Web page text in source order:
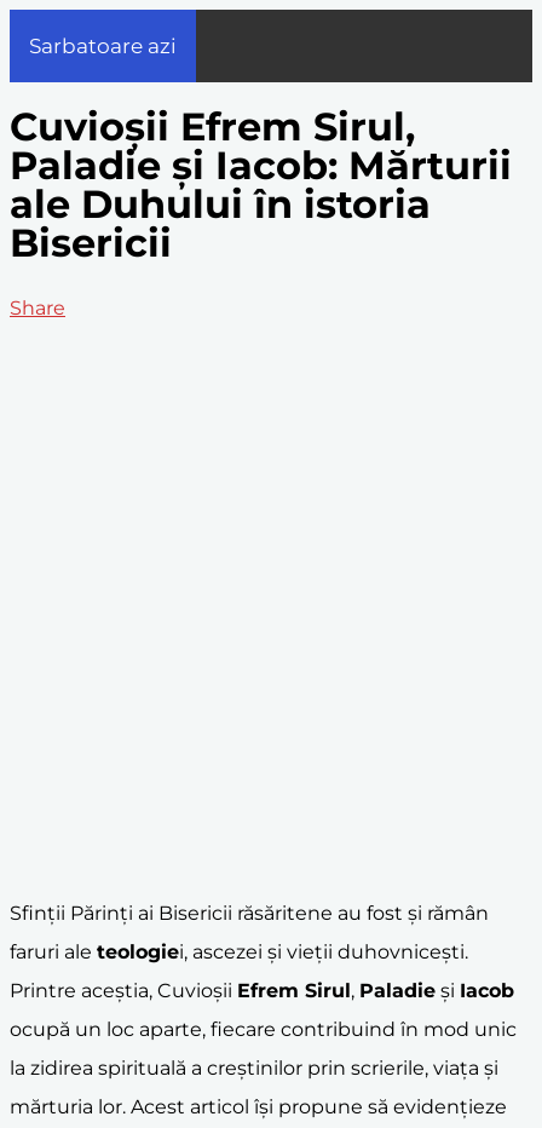
Sarbatoare azi
Cuvioșii Efrem Sirul,
Paladie și Iacob: Mărturii
ale Duhului în istoria
Bisericii
Share
Sfinții Părinți ai Bisericii răsăritene au fost și rămân
faruri ale teologiei, ascezei și vieții duhovnicești.
Printre aceștia, Cuvioșii Efrem Sirul, Paladie și Iacob
ocupă un loc aparte, fiecare contribuind în mod unic
la zidirea spirituală a creștinilor prin scrierile, viața și
mărturia lor. Acest articol își propune să evidențieze